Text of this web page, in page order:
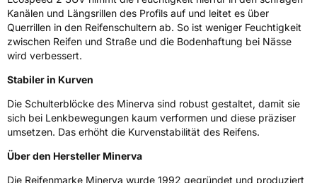
VerstärktXL
EU Label
NasshaftungC
Rollgeräusch (Klasse)B
Kanälen und Längsrillen des Profils auf und leitet es über
Querrillen in den Reifenschultern ab. So ist weniger Feuchtigkeit
zwischen Reifen und Straße und die Bodenhaftung bei Nässe
wird verbessert.
Stabiler in Kurven
Die Schulterblöcke des Minerva sind robust gestaltet, damit sie
sich bei Lenkbewegungen kaum verformen und diese präziser
umsetzen. Das erhöht die Kurvenstabilität des Reifens.
Über den Hersteller Minerva
Die Reifenmarke Minerva wurde 1992 gegründet und produziert